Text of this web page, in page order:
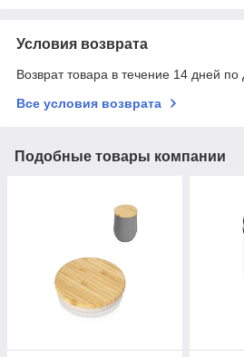
Условия возврата
Возврат товара в течение 14 дней по
Все условия возврата
Подобные товары компании